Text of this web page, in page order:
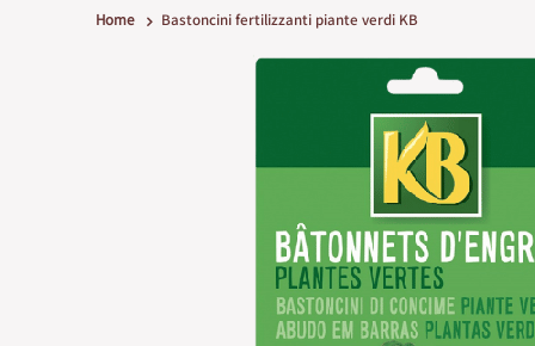
Home Bastoncini fertilizzanti piante verdi KB